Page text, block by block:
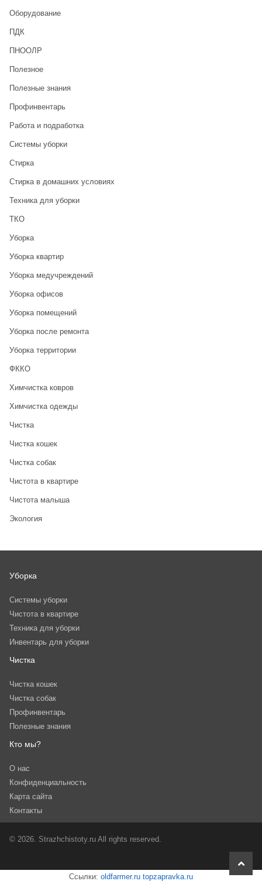
Оборудование
ПДК
ПНООЛР
Полезное
Полезные знания
Профинвентарь
Работа и подработка
Системы уборки
Стирка
Стирка в домашних условиях
Техника для уборки
ТКО
Уборка
Уборка квартир
Уборка медучреждений
Уборка офисов
Уборка помещений
Уборка после ремонта
Уборка территории
ФККО
Химчистка ковров
Химчистка одежды
Чистка
Чистка кошек
Чистка собак
Чистота в квартире
Чистота малыша
Экология
Уборка
Системы уборки
Чистота в квартире
Техника для уборки
Инвентарь для уборки
Чистка
Чистка кошек
Чистка собак
Профинвентарь
Полезные знания
Кто мы?
О нас
Конфиденциальность
Карта сайта
Контакты
© 2026. Strazhchistoty.ru All rights reserved.
Ссылки: oldfarmer.ru topzapravka.ru